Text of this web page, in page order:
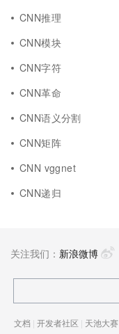
CNN推理
CNN模块
CNN字符
CNN革命
CNN语义分割
CNN矩阵
CNN vggnet
CNN递归
关注我们： 新浪微博
文档 | 开发者社区 | 天池大赛